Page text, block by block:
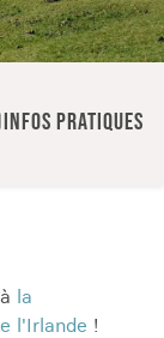
INFOS PRATIQUES
la
l'Irlande !